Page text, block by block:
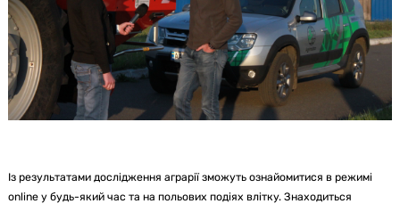
Із результатами дослідження аграрії зможуть ознайомитися в режимі
online у будь-який час та на польових подіях влітку. Знаходиться